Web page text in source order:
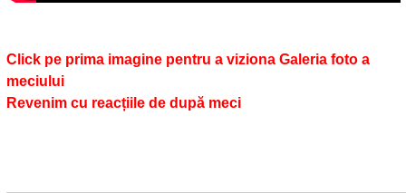
Click pe prima imagine pentru a viziona Galeria foto a
meciului
Revenim cu reacțiile de după meci